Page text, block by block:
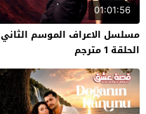
01:01:56
مسلسل الاعراف الموسم الثاني
الحلقة 1 مترجم